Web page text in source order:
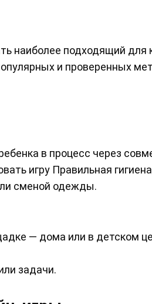
наиболее подходящий для
и проверенных
в процесс через
игру Правильная
сменой одежды.
— дома или в детском
задачи.